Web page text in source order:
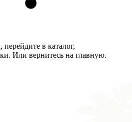
в каталог,
Или вернитесь на главную.